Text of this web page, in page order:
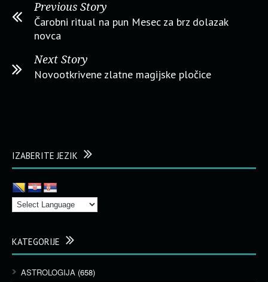
Previous Story
Čarobni ritual na pun Mesec za brz dolazak
novca
Next Story
Novootkrivene zlatne magijske pločice
IZABERITE JEZIK
KATEGORIJE
ASTROLOGIJA (658)